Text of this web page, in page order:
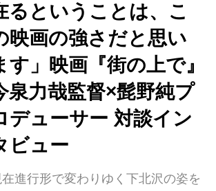
るということは、こ
映画の強さだと思い
す」映画『街の上で』
泉力哉監督×髭野純プ
デューサー 対談イン
ビュー
進行形で変わりゆく下北沢の姿を